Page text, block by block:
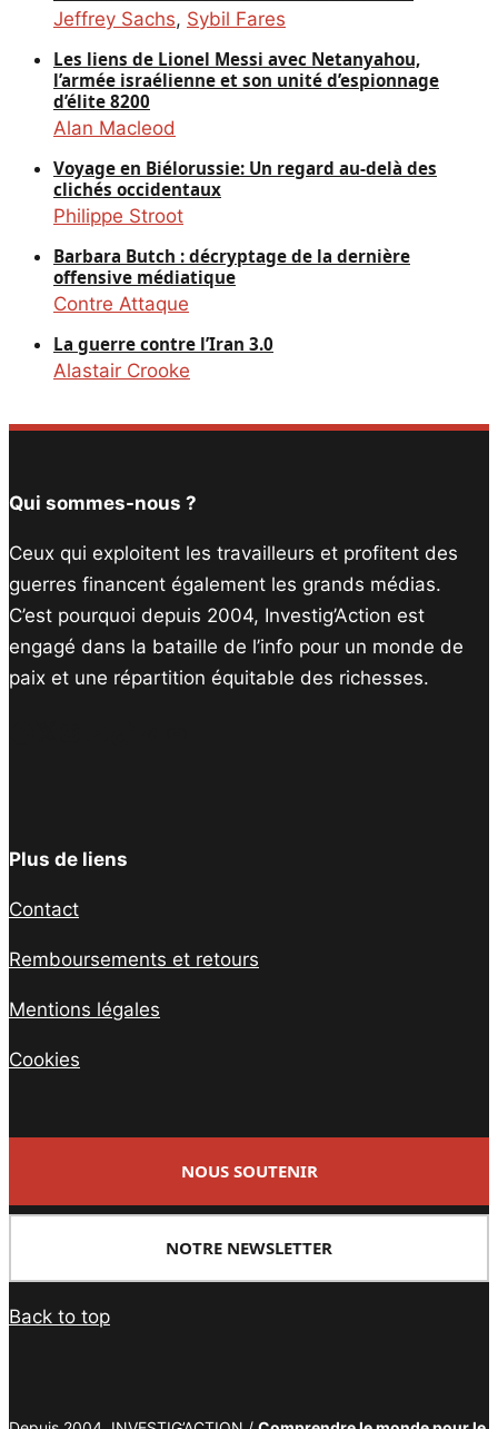
Jeffrey Sachs, Sybil Fares
Les liens de Lionel Messi avec Netanyahou,
l’armée israélienne et son unité d’espionnage
d’élite 8200
Alan Macleod
Voyage en Biélorussie: Un regard au-delà des
clichés occidentaux
Philippe Stroot
Barbara Butch : décryptage de la dernière
offensive médiatique
Contre Attaque
La guerre contre l’Iran 3.0
Alastair Crooke
Qui sommes-nous ?
Ceux qui exploitent les travailleurs et profitent des
guerres financent également les grands médias.
C’est pourquoi depuis 2004, Investig’Action est
engagé dans la bataille de l’info pour un monde de
paix et une répartition équitable des richesses.
Plus de liens
Contact
Remboursements et retours
Mentions légales
Cookies
NOUS SOUTENIR
NOTRE NEWSLETTER
Back to top